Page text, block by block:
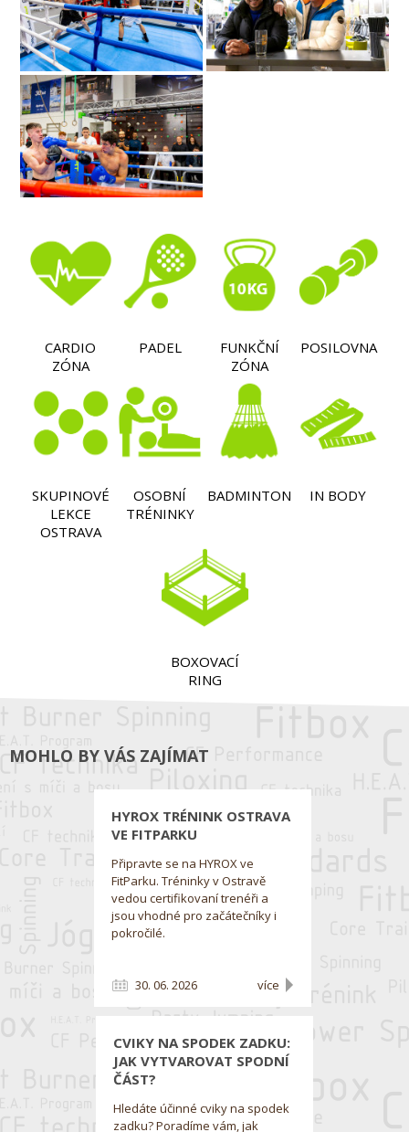
CARDIO
ZÓNA
PADEL
FUNKČNÍ
ZÓNA
POSILOVNA
SKUPINOVÉ
LEKCE
OSTRAVA
OSOBNÍ
TRÉNINKY
BADMINTON IN BODY
BOXOVACÍ
RING
MOHLO BY VÁS ZAJÍMAT
HYROX TRÉNINK OSTRAVA
VE FITPARKU
Připravte se na HYROX ve
FitParku. Tréninky v Ostravě
vedou certifikovaní trenéři a
jsou vhodné pro začátečníky i
pokročilé.
30. 06. 2026 více
CVIKY NA SPODEK ZADKU:
JAK VYTVAROVAT SPODNÍ
ČÁST?
Hledáte účinné cviky na spodek
zadku? Poradíme vám, jak